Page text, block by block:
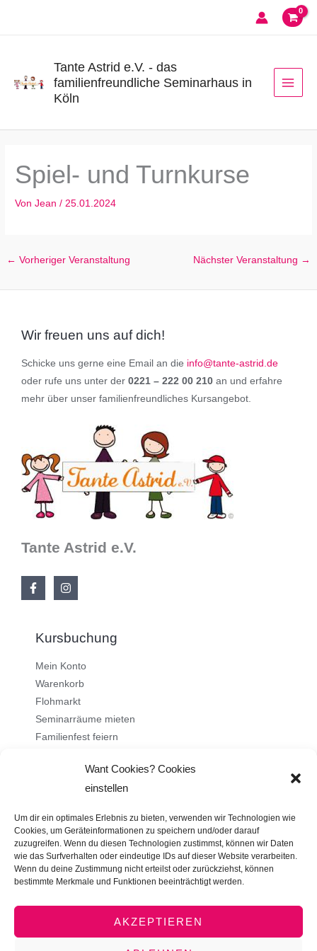
Want Cookies? Cookies
einstellen
Um dir ein optimales Erlebnis zu bieten, verwenden wir Technologien wie
Cookies, um Geräteinformationen zu speichern und/oder darauf
zuzugreifen. Wenn du diesen Technologien zustimmst, können wir Daten
wie das Surfverhalten oder eindeutige IDs auf dieser Website verarbeiten.
Wenn du deine Zustimmung nicht erteilst oder zurückziehst, können
bestimmte Merkmale und Funktionen beeinträchtigt werden.
AKZEPTIEREN
Tante Astrid e.V. - das
familienfreundliche Seminarhaus in
Köln
Spiel- und Turnkurse
VonJean/25.01.2024
← Vorheriger Veranstaltung Nächster Veranstaltung →
Wir freuen uns auf dich!
Schicke uns gerne eine Email an die info@tante-astrid.de
oder rufe uns unter der 0221 – 222 00 210 an und erfahre
mehr über unser familienfreundliches Kursangebot.
Tante Astrid e.V.
Kursbuchung
Mein Konto
Warenkorb
Flohmarkt
Seminarräume mieten
Familienfest feiern
Ehrenamt
Stellenangebote
Kontakt
Impressum
Datenschutz